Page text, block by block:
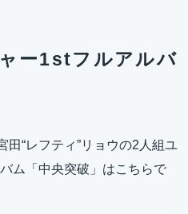
ー1stフルアルバ
“レフティ”リョウの2人組ユ
ム「中央突破」はこちらで